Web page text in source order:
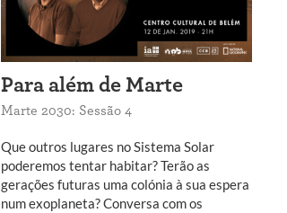
Para além de Marte
Marte 2030: Sessão 4
Que outros lugares no Sistema Solar
poderemos tentar habitar? Terão as
gerações futuras uma colónia à sua espera
num exoplaneta? Conversa com os